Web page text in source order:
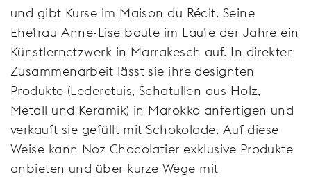
und gibt Kurse im Maison du Récit. Seine
Ehefrau Anne-Lise baute im Laufe der Jahre ein
Künstlernetzwerk in Marrakesch auf. In direkter
Zusammenarbeit lässt sie ihre designten
Produkte (Lederetuis, Schatullen aus Holz,
Metall und Keramik) in Marokko anfertigen und
verkauft sie gefüllt mit Schokolade. Auf diese
Weise kann Noz Chocolatier exklusive Produkte
anbieten und über kurze Wege mit